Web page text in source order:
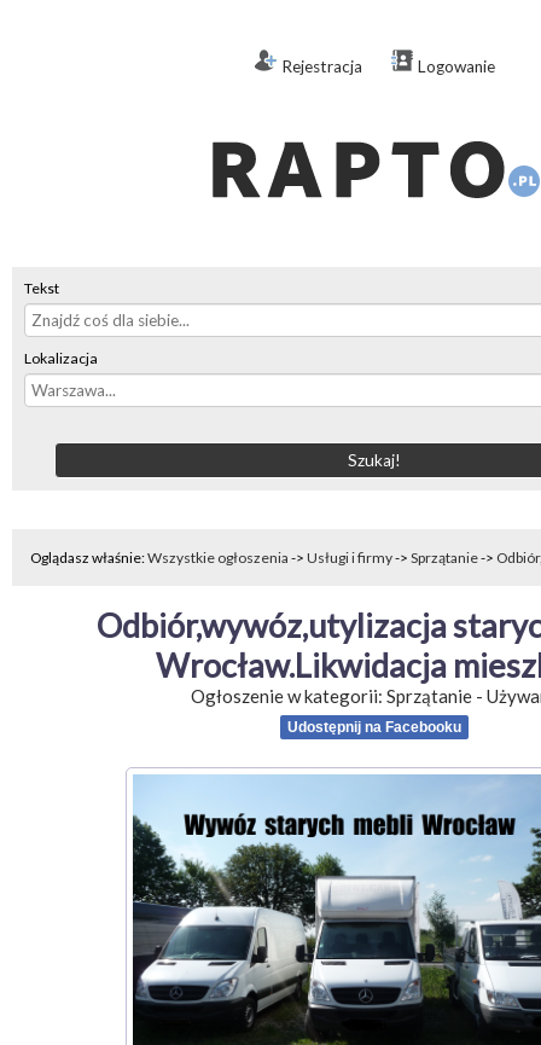
Rejestracja Logowanie
Tekst
Lokalizacja
Oglądasz właśnie:Wszystkie ogłoszenia -> Usługi i firmy-> Sprzątanie->
Odbiór,wywóz,utylizacja
Wrocław.Likwidacja
Ogłoszenie w kategorii: Sprzątanie-
Udostępnij na Facebooku